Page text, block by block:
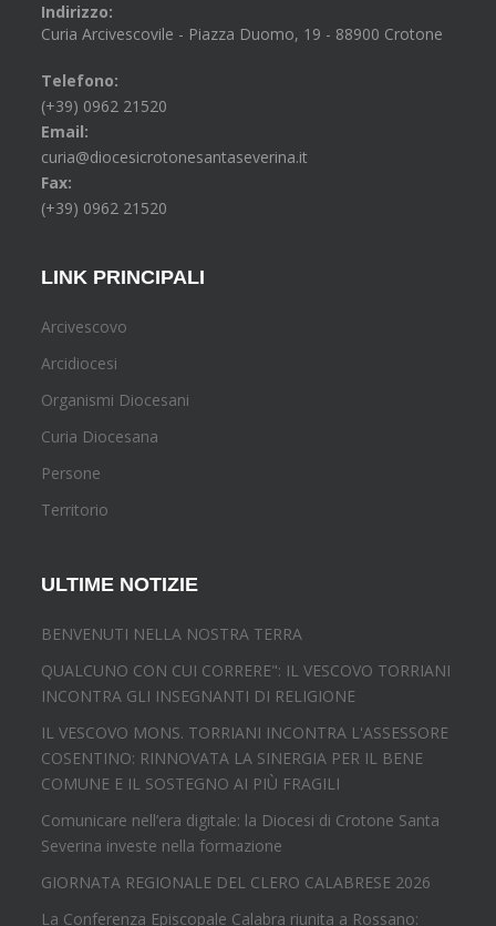
Indirizzo:
Curia Arcivescovile - Piazza Duomo, 19 - 88900 Crotone
Telefono:
(+39) 0962 21520
Email:
curia@diocesicrotonesantaseverina.it
Fax:
(+39) 0962 21520
LINK PRINCIPALI
Arcivescovo
Arcidiocesi
Organismi Diocesani
Curia Diocesana
Persone
Territorio
ULTIME NOTIZIE
BENVENUTI NELLA NOSTRA TERRA
QUALCUNO CON CUI CORRERE": IL VESCOVO TORRIANI
INCONTRA GLI INSEGNANTI DI RELIGIONE
IL VESCOVO MONS. TORRIANI INCONTRA L'ASSESSORE
COSENTINO: RINNOVATA LA SINERGIA PER IL BENE
COMUNE E IL SOSTEGNO AI PIÙ FRAGILI
Comunicare nell’era digitale: la Diocesi di Crotone Santa
Severina investe nella formazione
GIORNATA REGIONALE DEL CLERO CALABRESE 2026
La Conferenza Episcopale Calabra riunita a Rossano: